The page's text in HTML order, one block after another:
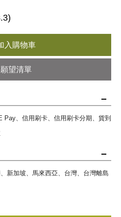
入購物車
願望清單
Pay、信用刷卡、信用刷卡分期、貨到
新加坡、馬來西亞、台灣、台灣離島